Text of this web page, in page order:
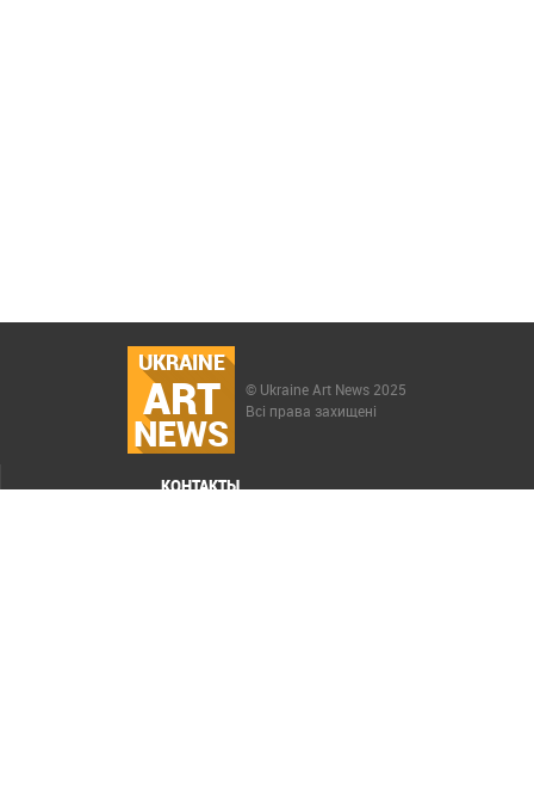
UKRAINE
ART
NEWS
© Ukraine Art News 2025
Всі права захищені
КОНТАКТЫ